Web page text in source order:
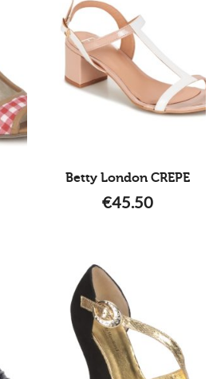
Betty London CREPE
€45.50